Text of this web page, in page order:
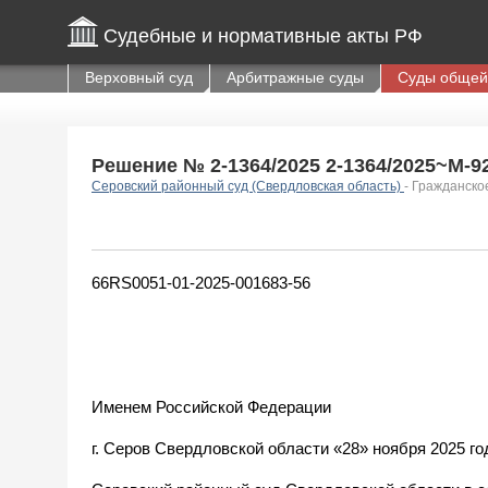
Судебные и нормативные акты РФ
Верховный суд Арбитражные суды Суды
Решение № 2-1364/2025 2-1364/2025~М-
Серовский районный суд (Свердловская область) -
66RS0051-01-2025-001683-56
Именем Российской Федерации
г. Серов Свердловской области «28» ноября 2025